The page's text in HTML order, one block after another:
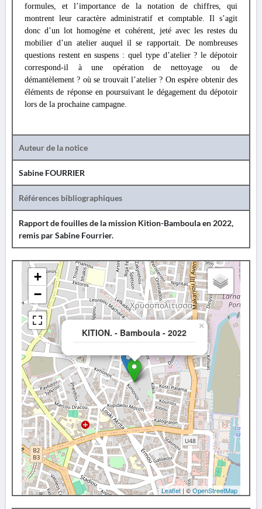
formules, et l’importance de la notation de chiffres, qui
montrent leur caractère administratif et comptable. Il s’agit
donc d’un lot homogène et cohérent, jeté avec les restes du
mobilier d’un atelier auquel il se rapportait. De nombreuses
questions restent en suspens : quel type d’atelier ? le dépotoir
correspond-il à une opération de nettoyage ou de
démantèlement ? où se trouvait l’atelier ? On espère obtenir des
éléments de réponse en poursuivant le dégagement du dépotoir
lors de la prochaine campagne.
Auteur de la notice
Sabine FOURRIER
Références bibliographiques
Rapport de fouilles de la mission Kition-Bamboula en 2022,
remis par Sabine Fourrier.
KITION. - Bamboula - 2022
×
+
−
Leaflet | ©OpenStreetMap